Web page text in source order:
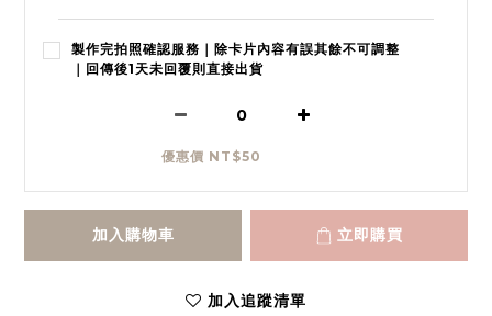
製作完拍照確認服務｜除卡片內容有誤其餘不可調整
｜回傳後1天未回覆則直接出貨
優惠價 NT$50
加入購物車 立即購買
加入追蹤清單